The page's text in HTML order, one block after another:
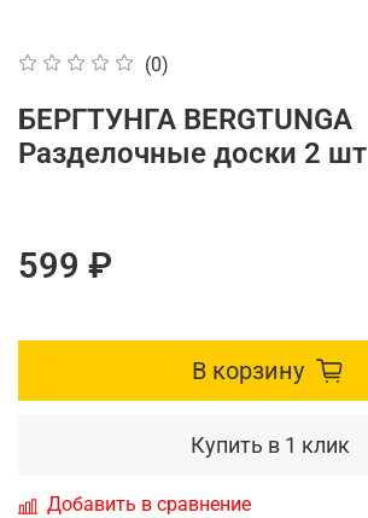
(0)
БЕРГТУНГА BERGTUNGA
Разделочные доски 2 шт
599 ₽
В корзину
Купить в 1 клик
Добавить в сравнение